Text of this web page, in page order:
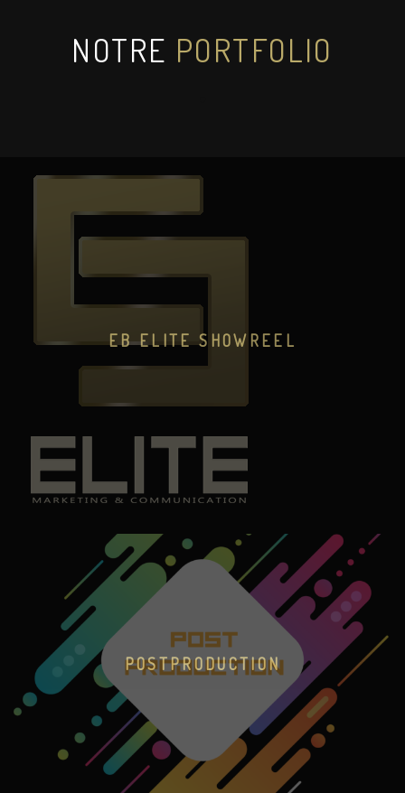
NOTRE PORTFOLIO
EB ELITE SHOWREEL
POSTPRODUCTION